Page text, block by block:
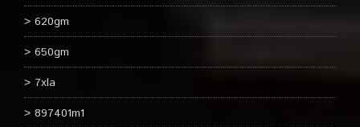
620gm
650gm
7xla
897401m1